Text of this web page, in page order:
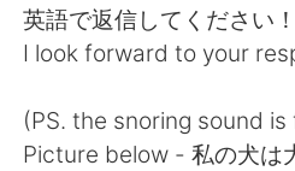
英語で返信してください
I look forward to your
(PS. the snoring sound
Picture below - 私の犬は